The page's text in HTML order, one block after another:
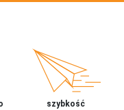
szybkość